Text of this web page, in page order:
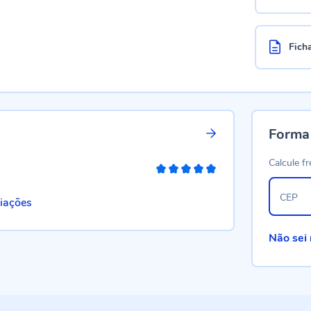
Calcule
CEP
Não sei